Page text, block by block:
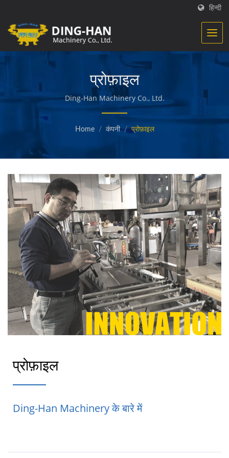
हिन्दी
प्रोफ़ाइल
Ding-Han Machinery Co., Ltd.
Home / कंपनी / प्रोफ़ाइल
प्रोफ़ाइल
Ding-Han Machinery के बारे में